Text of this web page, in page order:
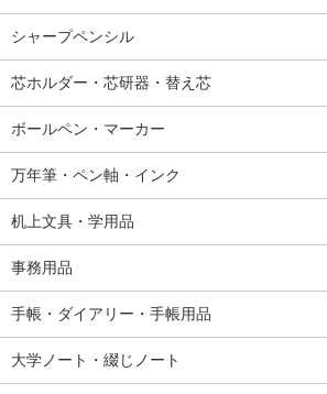
シャープペンシル
芯ホルダー・芯研器・替え芯
ボールペン・マーカー
万年筆・ペン軸・インク
机上文具・学用品
事務用品
手帳・ダイアリー・手帳用品
大学ノート・綴じノート